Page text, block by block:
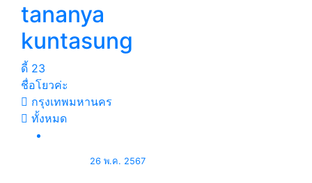
tananya
kuntasung
ดี้ 23
ชื่อโยวค่ะ
กรุงเทพมหานคร
ทั้งหมด
26 พ.ค. 2567